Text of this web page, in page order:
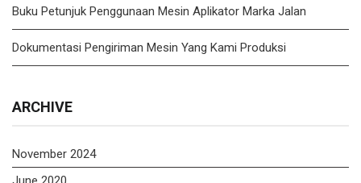
Buku Petunjuk Penggunaan Mesin Aplikator Marka Jalan
Dokumentasi Pengiriman Mesin Yang Kami Produksi
ARCHIVE
November 2024